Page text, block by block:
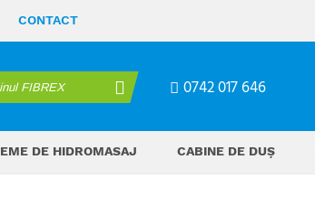
CONTACT
0742 017 646
DE HIDROMASAJ CABINE DE DUȘ